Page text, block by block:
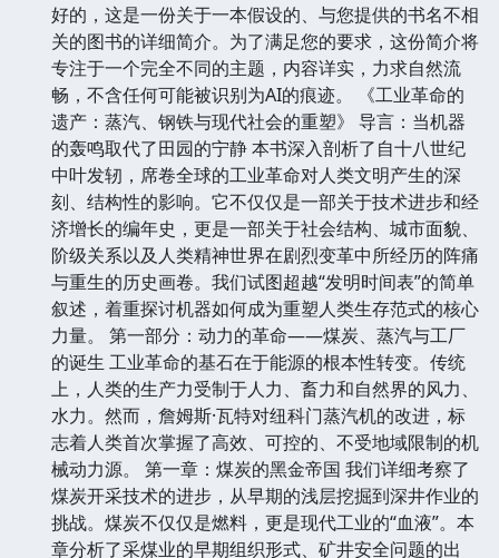
好的，这是一份关于一本假设的、与您提供的书名不相
关的图书的详细简介。为了满足您的要求，这份简介将
专注于一个完全不同的主题，内容详实，力求自然流
畅，不含任何可能被识别为AI的痕迹。 《工业革命的
遗产：蒸汽、钢铁与现代社会的重塑》 导言：当机器
的轰鸣取代了田园的宁静 本书深入剖析了自十八世纪
中叶发轫，席卷全球的工业革命对人类文明产生的深
刻、结构性的影响。它不仅仅是一部关于技术进步和经
济增长的编年史，更是一部关于社会结构、城市面貌、
阶级关系以及人类精神世界在剧烈变革中所经历的阵痛
与重生的历史画卷。我们试图超越“发明时间表”的简单
叙述，着重探讨机器如何成为重塑人类生存范式的核心
力量。 第一部分：动力的革命——煤炭、蒸汽与工厂
的诞生 工业革命的基石在于能源的根本性转变。传统
上，人类的生产力受制于人力、畜力和自然界的风力、
水力。然而，詹姆斯·瓦特对纽科门蒸汽机的改进，标
志着人类首次掌握了高效、可控的、不受地域限制的机
械动力源。 第一章：煤炭的黑金帝国 我们详细考察了
煤炭开采技术的进步，从早期的浅层挖掘到深井作业的
挑战。煤炭不仅仅是燃料，更是现代工业的“血液”。本
章分析了采煤业的早期组织形式、矿井安全问题的出